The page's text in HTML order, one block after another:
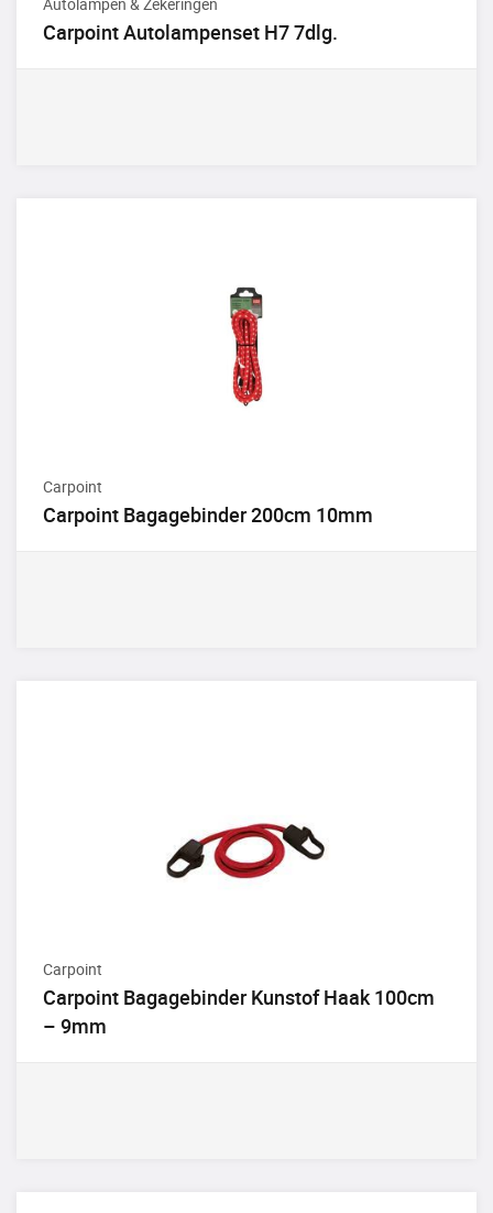
Carpoint Autolampenset H7 7dlg.
Carpoint
Carpoint Bagagebinder 200cm 10mm
Carpoint
Carpoint Bagagebinder Kunstof Haak 100cm
– 9mm